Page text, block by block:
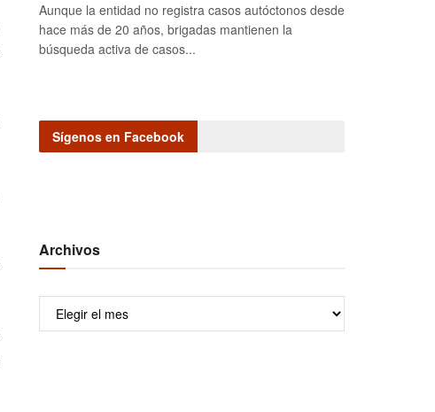
Aunque la entidad no registra casos autóctonos desde
hace más de 20 años, brigadas mantienen la
búsqueda activa de casos...
Sígenos en Facebook
Archivos
Archivos